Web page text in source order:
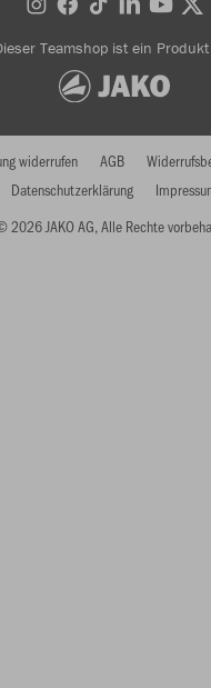
Teamshop ist ein
2026 JAKO AG, Alle Rechte
widerrufen AGB
Datenschutzerklärung